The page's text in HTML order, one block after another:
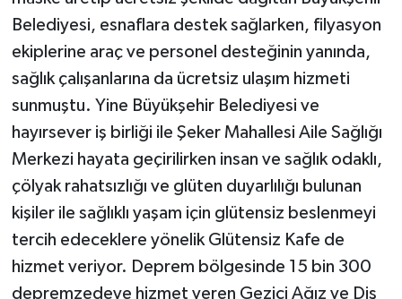
Belediyesi, esnaflara destek sağlarken, filyasyon
ekiplerine araç ve personel desteğinin yanında,
sağlık çalışanlarına da ücretsiz ulaşım hizmeti
sunmuştu. Yine Büyükşehir Belediyesi ve
hayırsever iş birliği ile Şeker Mahallesi Aile Sağlığı
Merkezi hayata geçirilirken insan ve sağlık odaklı,
çölyak rahatsızlığı ve glüten duyarlılığı bulunan
kişiler ile sağlıklı yaşam için glütensiz beslenmeyi
tercih edeceklere yönelik Glütensiz Kafe de
hizmet veriyor. Deprem bölgesinde 15 bin 300
depremzedeye hizmet veren Gezici Ağız ve Diş